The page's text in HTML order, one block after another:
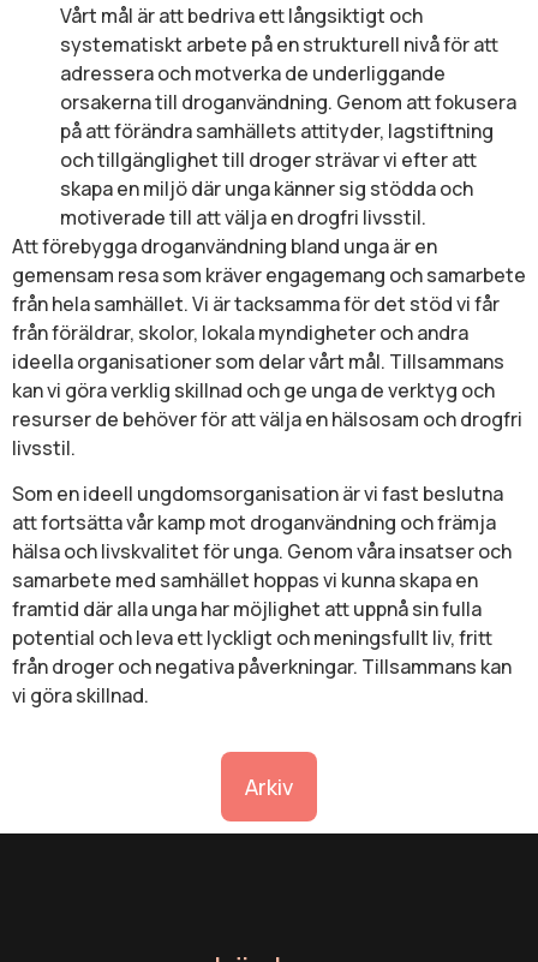
Vårt mål är att bedriva ett långsiktigt och
systematiskt arbete på en strukturell nivå för att
adressera och motverka de underliggande
orsakerna till droganvändning. Genom att fokusera
på att förändra samhällets attityder, lagstiftning
och tillgänglighet till droger strävar vi efter att
skapa en miljö där unga känner sig stödda och
motiverade till att välja en drogfri livsstil.
Att förebygga droganvändning bland unga är en
gemensam resa som kräver engagemang och samarbete
från hela samhället. Vi är tacksamma för det stöd vi får
från föräldrar, skolor, lokala myndigheter och andra
ideella organisationer som delar vårt mål. Tillsammans
kan vi göra verklig skillnad och ge unga de verktyg och
resurser de behöver för att välja en hälsosam och drogfri
livsstil.
Som en ideell ungdomsorganisation är vi fast beslutna
att fortsätta vår kamp mot droganvändning och främja
hälsa och livskvalitet för unga. Genom våra insatser och
samarbete med samhället hoppas vi kunna skapa en
framtid där alla unga har möjlighet att uppnå sin fulla
potential och leva ett lyckligt och meningsfullt liv, fritt
från droger och negativa påverkningar. Tillsammans kan
vi göra skillnad.
Arkiv